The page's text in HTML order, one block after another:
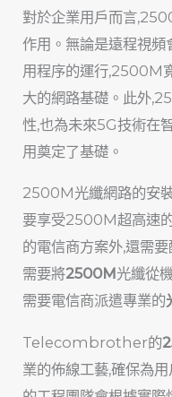
對於企業用戶而言
作用。無論是遠程視頻
用程序的運行,2500M
大的網路基礎。此外
性,也為未來5G技術在
用奠定了基礎。
2500M光纖網路的安
要享受2500M超高速
的電信商方案外,還需
需要將2500M光纖從
需要電信商派遣專業的
Telecombrother的
業的佈線工藝,確保為